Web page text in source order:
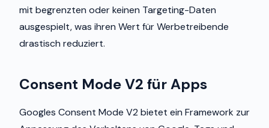
mit begrenzten oder keinen Targeting-Daten
ausgespielt, was ihren Wert für Werbetreibende
drastisch reduziert.
Consent Mode V2 für Apps
Googles Consent Mode V2 bietet ein Framework zur